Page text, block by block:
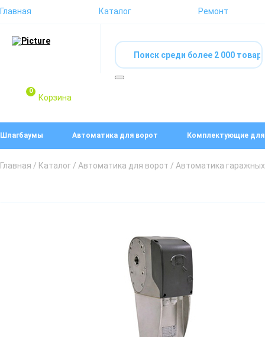
Главная Каталог Ремонт
0
Корзина
Шлагбаумы Автоматика для ворот Комплектующие
Главная / Каталог / Автоматика для ворот / Автоматика